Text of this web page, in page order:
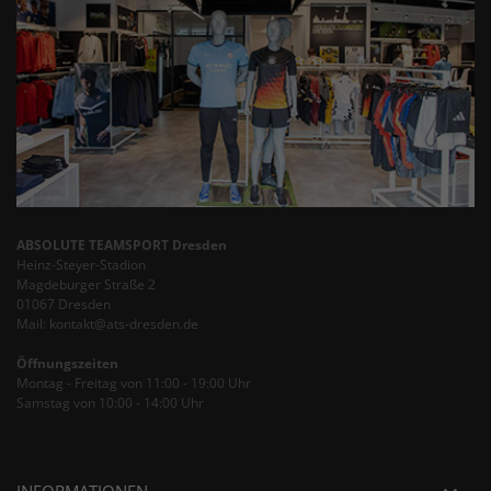
ABSOLUTE TEAMSPORT Dresden
Heinz-Steyer-Stadion
Magdeburger Straße 2
01067 Dresden
Mail: kontakt@ats-dresden.de
Öffnungszeiten
Montag - Freitag von 11:00 - 19:00 Uhr
Samstag von 10:00 - 14:00 Uhr